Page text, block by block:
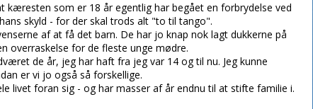
som er 18 år egentlig har begået en forbrydelse ved
skyld - for der skal trods alt "to til tango".
af at få det barn. De har jo knap nok lagt dukkerne på
overraskelse for de fleste unge mødre.
de år, jeg har haft fra jeg var 14 og til nu. Jeg kunne
er vi jo også så forskellige.
livet foran sig - og har masser af år endnu til at stifte familie i.